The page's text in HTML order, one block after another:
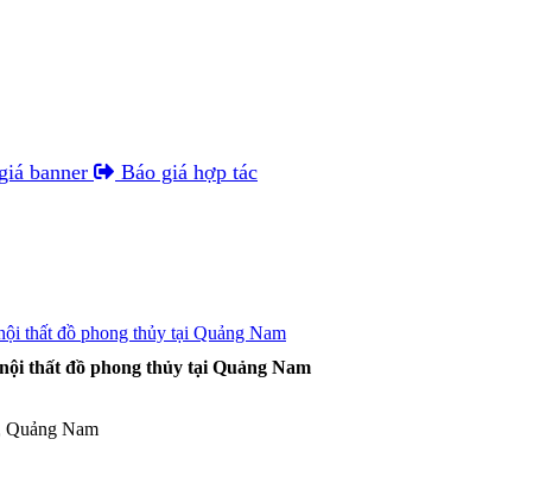
banner Báo giá hợp tác
thất đồ phong thủy tại Quảng Nam
Nam